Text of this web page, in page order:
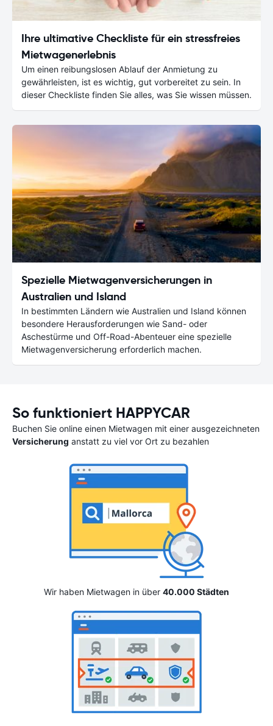
Ihre ultimative Checkliste für ein stressfreies
Mietwagenerlebnis
Um einen reibungslosen Ablauf der Anmietung zu
gewährleisten, ist es wichtig, gut vorbereitet zu sein. In
dieser Checkliste finden Sie alles, was Sie wissen müssen.
Spezielle Mietwagenversicherungen in
Australien und Island
In bestimmten Ländern wie Australien und Island können
besondere Herausforderungen wie Sand- oder
Aschestürme und Off-Road-Abenteuer eine spezielle
Mietwagenversicherung erforderlich machen.
So funktioniert HAPPYCAR
Buchen Sie online einen Mietwagen mit einer ausgezeichneten
Versicherung anstatt zu viel vor Ort zu bezahlen
Wir haben Mietwagen in über 40.000 Städten